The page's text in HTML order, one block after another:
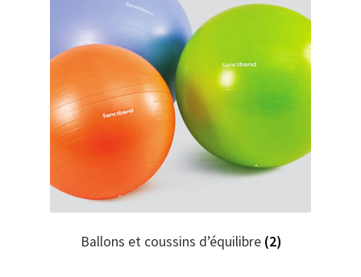
Ballons et coussins d’équilibre (2)